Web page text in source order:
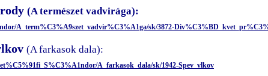
(A természet vadvirága):
A_term%C3%A9szet_vadvir%C3%A1ga/sk/3872-
(A farkasok dala):
A_farkasok_dala/sk/1942-Spev_vlkov